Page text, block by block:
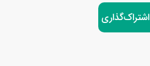
اشتراک‌گذاری